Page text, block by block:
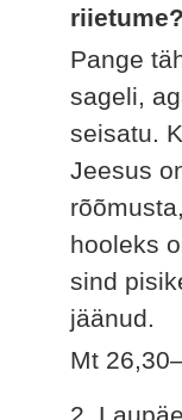
Pange
sageli,
seisatu.
Jeesus
hooleks
sind
jäänud.
Mt